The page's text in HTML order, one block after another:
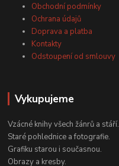
Obchodní podmínky
Ochrana údajů
Doprava a platba
Kontakty
Odstoupení od smlouvy
Vykupujeme
Vzácné knihy všech žánrů a stáří.
Staré pohlednice a fotografie.
Grafiku starou i současnou.
Obrazy a kresby.